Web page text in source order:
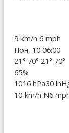
9 km/h 6 mph
Пон, 10 06:00
21° 70° 21° 70°
65%
1016 hPa30
10 km/h N6